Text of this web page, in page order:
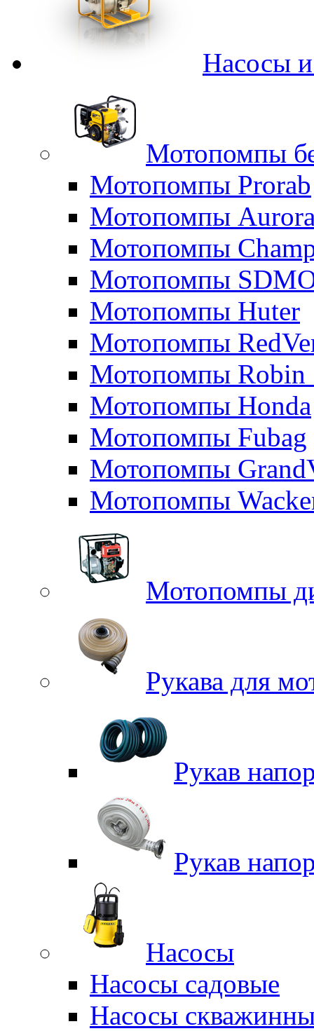
Насосы
Мотопомпы
Мотопомпы Prorab
Мотопомпы
Мотопомпы
Мотопомпы
Мотопомпы Huter
Мотопомпы
Мотопомпы Robin
Мотопомпы Honda
Мотопомпы Fubag
Мотопомпы
Мотопомпы
Мотопомпы
Рукава для
Рукав
Рукав
Насосы
Насосы садовые
Насосы